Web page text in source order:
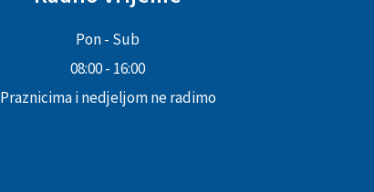
Pon - Sub
08:00 - 16:00
Praznicima i nedjeljom ne radimo